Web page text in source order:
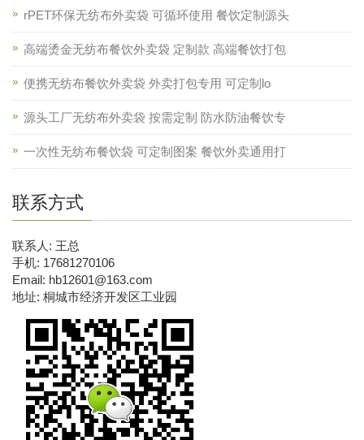
rPET环保无纺布外卖袋 可循环使用 餐饮定制源头
高端烫金无纺布餐饮外卖袋 定制款 高端餐饮打包
便携无纺布餐饮外卖袋 外卖打包专用 可定制lo
源头工厂无纺布外卖袋 按需定制 防水防油餐饮专
一次性无纺布餐饮袋 可定制图案 餐饮外卖通用打
联系方式
联系人: 王总
手机: 17681270106
Email: hb12601@163.com
地址: 桐城市经济开发区工业园